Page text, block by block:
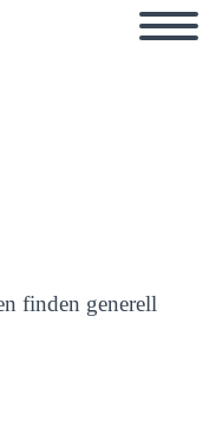
finden generell